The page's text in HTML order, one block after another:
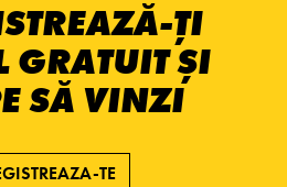
ȚI
GRATUIT ȘI
SĂ VINZI
TE